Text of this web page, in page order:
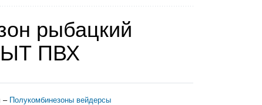
рыбацкий
ПВХ
– Полукомбинезоны вейдерсы